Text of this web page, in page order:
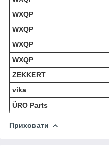
WXQP
WXQP
WXQP
WXQP
ZEKKERT
vika
ÜRO Parts
Приховати